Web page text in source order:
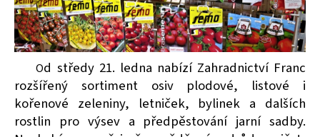
Od středy 21. ledna nabízí Zahradnictví Franc
rozšířený sortiment osiv plodové, listové i
kořenové zeleniny, letniček, bylinek a dalších
rostlin pro výsev a předpěstování jarní sadby.